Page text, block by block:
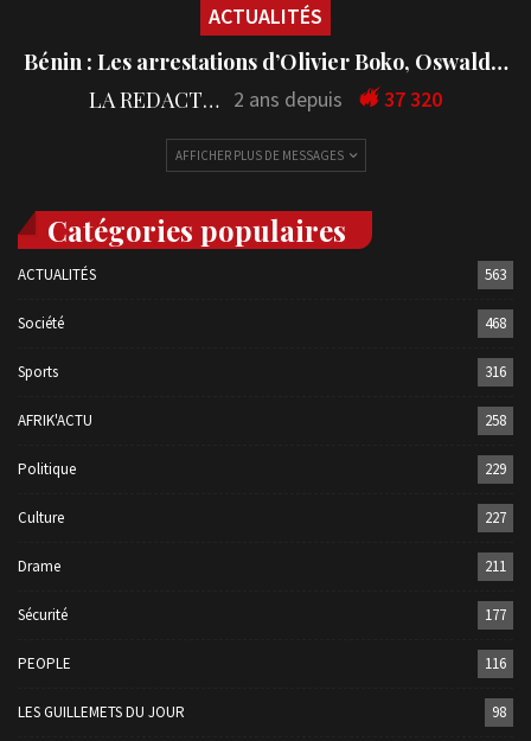
ACTUALITÉS
Bénin : Les arrestations d’Olivier Boko, Oswald…
LA REDACTION 2 ans depuis 37 320
AFFICHER PLUS DE MESSAGES
Catégories populaires
ACTUALITÉS 563
Société 468
Sports 316
AFRIK'ACTU 258
Politique 229
Culture 227
Drame 211
Sécurité 177
PEOPLE 116
LES GUILLEMETS DU JOUR 98